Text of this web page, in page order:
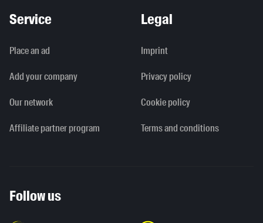
Service
Place an ad
Add your company
Our network
Affiliate partner program
Legal
Imprint
Privacy policy
Cookie policy
Terms and conditions
Follow us